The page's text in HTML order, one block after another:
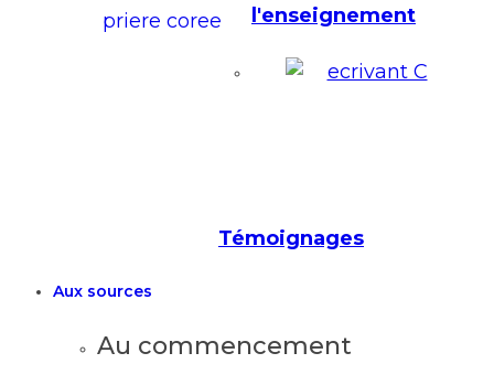
l'enseignement
Témoignages
Aux sources
Au commencement